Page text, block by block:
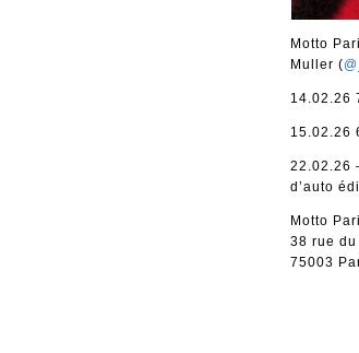
Motto
Muller (
14.02.26
15.02.26
22.02.26
d’auto
Motto
38 rue
75003